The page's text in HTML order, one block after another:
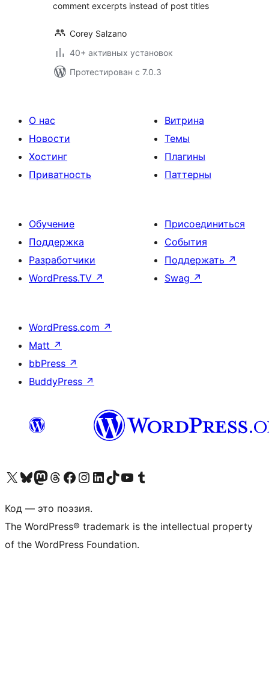
comment excerpts instead of post titles
Corey Salzano
40+ активных установок
Протестирован с 7.0.3
О нас
Новости
Хостинг
Приватность
Витрина
Темы
Плагины
Паттерны
Обучение
Поддержка
Разработчики
WordPress.TV ↗
Присоединиться
События
Поддержать ↗
Swag ↗
WordPress.com ↗
Matt ↗
bbPress ↗
BuddyPress ↗
Посетите нас в X (ранее Twitter)
Посетите нашу учётную запись в Bluesky
Посетите нашу ленту в Mastodon
Посетите нашу учётную запись в Threads
Посетите нашу страницу на Facebook
Посетите наш Instagram
Посетите нашу страницу в LinkedIn
Посетите нашу учётную запись в TikTok
Посетите наш канал YouTube
Посетите нашу учётную запись в Tumblr
Код — это поэзия.
The WordPress® trademark is the intellectual property
of the WordPress Foundation.